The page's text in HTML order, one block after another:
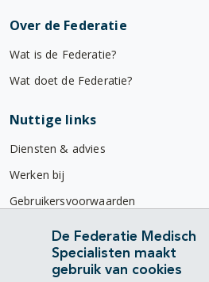
Over de Federatie
Wat is de Federatie?
Wat doet de Federatie?
Nuttige links
Diensten & advies
Werken bij
Gebruikersvoorwaarden
Privacyverklaring
Contact
De Federatie Medisch
Specialisten maakt
gebruik van cookies